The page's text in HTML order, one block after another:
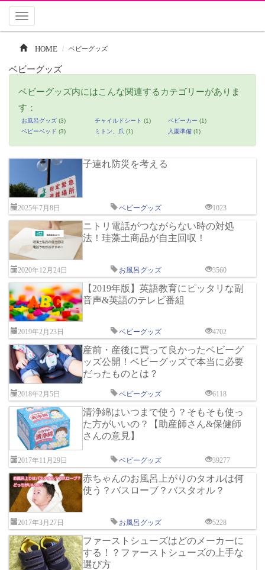
Toggle
HOME ベビーグッズ
ベビーグッズ
ベビーグッズ内にはこんな関連するカテゴリーがありま
す：
お風呂グッズ (3) チャイルドシート (1) ベビーカー (1)
ベビーベッド (3) ミトン、爪 (1) 入園準備 (1)
子連れ防災を考える
2025年7月8日 ベビーグッズ 1023
ニトリ電話がつながらない時の対処
法！珪藻土商品が自主回収！
2020年12月24日 お風呂グッズ 3560
【2019年版】英語教育にピッタリな副
音声&英語のテレビ番組
2019年2月23日 ベビーグッズ 4702
産前・産後に買って良かったベビーグ
ッズ公開！ベビーグッズで本当に必要
だったものとは？
2018年2月5日 ベビーグッズ 6118
清浄綿はいつまで使う？そもそも使っ
た方がいいの？【助産師さん&保健師
さんの意見】
2017年11月29日 ベビーグッズ 39277
赤ちゃんのお風呂上がりのタオルは何
使う？バスローブ？バスタオル？
2017年3月27日 お風呂グッズ 5228
ファーストシューズはどのメーカーに
する！？ファーストシューズの上手な
選び方